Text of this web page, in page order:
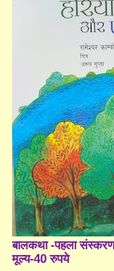
बालकथा -पहला
मूल्य-40 रुपये